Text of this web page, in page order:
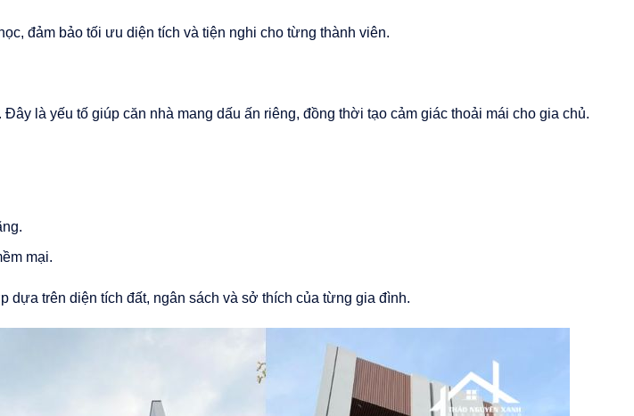
đảm bảo tối ưu diện tích và tiện nghi cho từng thành viên.
là yếu tố giúp căn nhà mang dấu ấn riêng, đồng thời tạo cảm giác thoải mái cho gia chủ.
mại.
trên diện tích đất, ngân sách và sở thích của từng gia đình.